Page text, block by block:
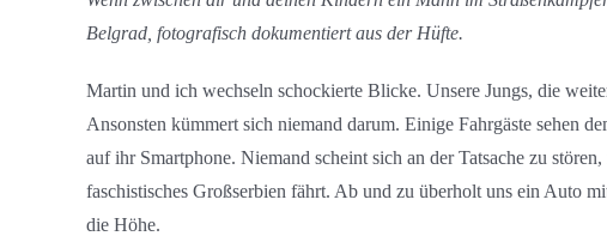
Belgrad, fotografisch dokumentiert aus der Hüfte.
Martin und ich wechseln schockierte Blicke. Unsere Jungs, die
Ansonsten kümmert sich niemand darum. Einige Fahrgäste sehen
auf ihr Smartphone. Niemand scheint sich an der Tatsache zu
faschistisches Großserbien fährt. Ab und zu überholt uns ein Auto
die Höhe.